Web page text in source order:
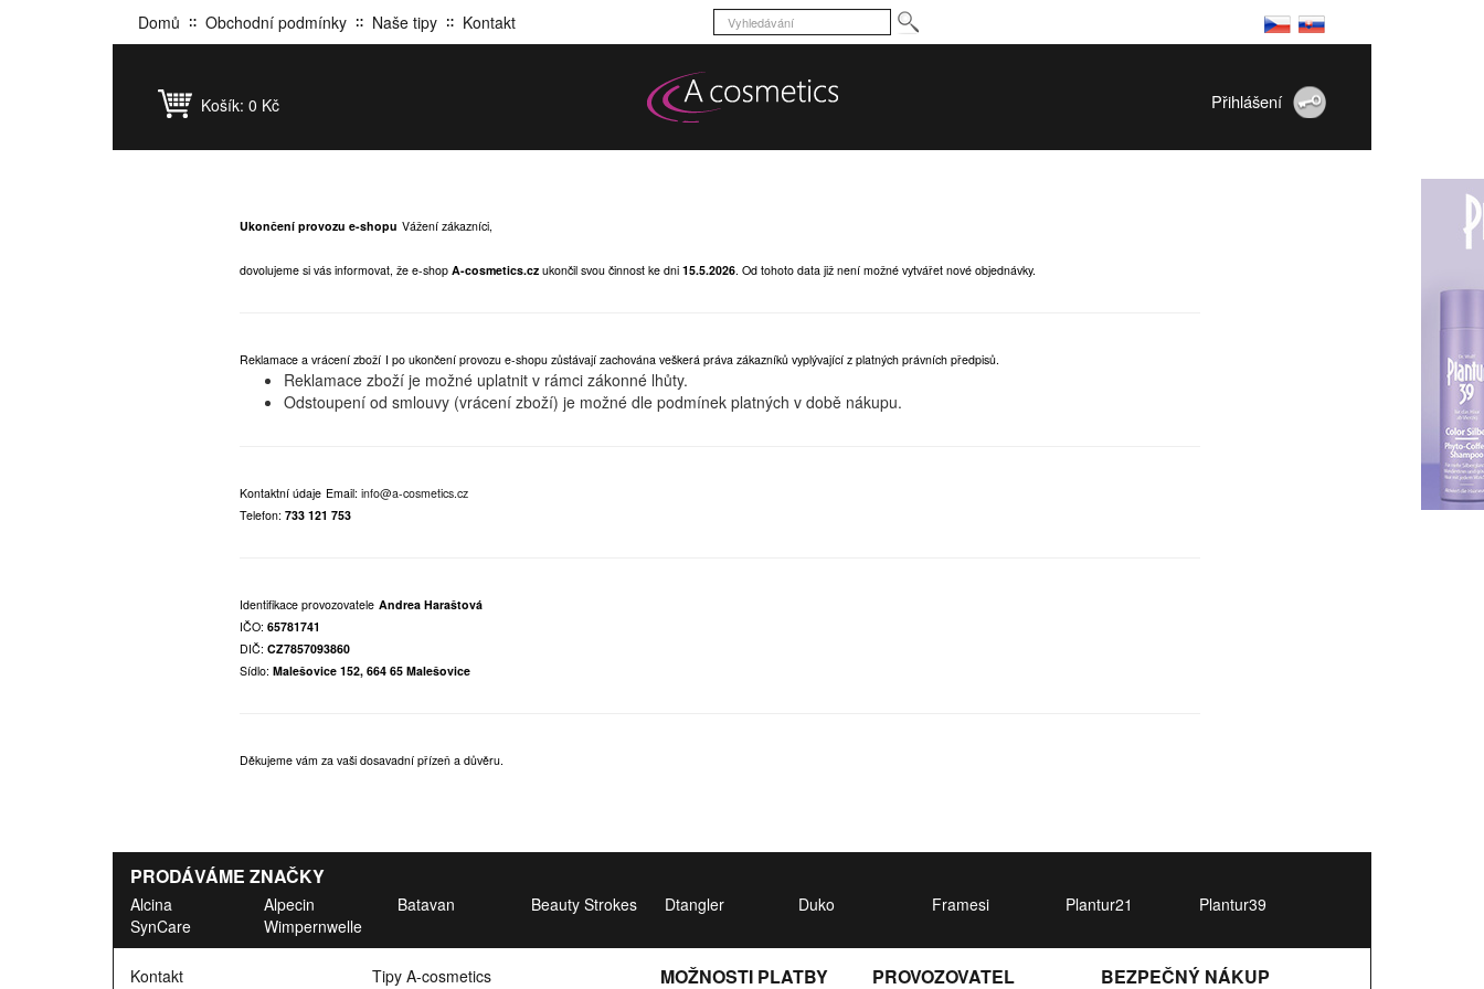
Košík: 0 Kč Přihlášení
Ukončení provozu e-shopu Vážení zákazníci,
dovolujeme si vás informovat, že e-shop A-cosmetics.cz ukončil svou činnost ke dni 15.5.2026. Od tohoto data již není možné vytvářet nové objednávky.
Reklamace a vrácení zboží I po ukončení provozu e-shopu zůstávají zachována veškerá práva zákazníků vyplývající z platných právních předpisů.
Reklamace zboží je možné uplatnit v rámci zákonné lhůty.
Odstoupení od smlouvy (vrácení zboží) je možné dle podmínek platných v době nákupu.
Kontaktní údaje Email: info@a-cosmetics.cz
Telefon: 733 121 753
Identifikace provozovatele Andrea Haraštová
IČO: 65781741
DIČ: CZ7857093860
Sídlo: Malešovice 152, 664 65 Malešovice
Děkujeme vám za vaši dosavadní přízeň a důvěru.
Domů Obchodní podmínky Naše tipy Kontakt
PRODÁVÁME ZNAČKY
Alcina Alpecin Batavan Beauty Strokes Dtangler Duko Framesi Plantur21
Plantur39
SynCare
Wimpernwelle
Kontakt
Tipy A-cosmetics
MOŽNOSTI PLATBY PROVOZOVATEL BEZPEČNÝ NÁKUP